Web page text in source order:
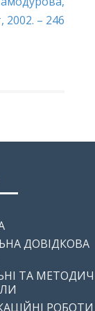
2002. – 246
ДОВІДКОВА
ТА
РОБОТИ